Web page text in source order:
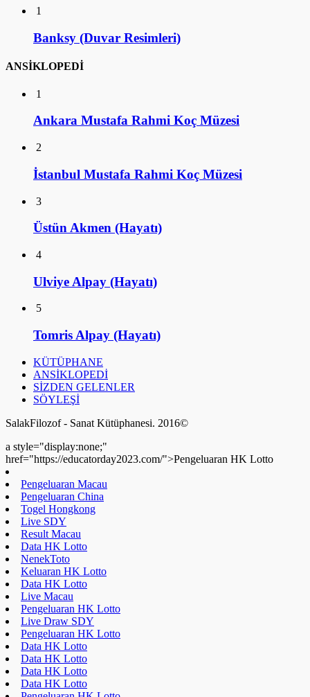
1
Banksy (Duvar Resimleri)
ANSİKLOPEDİ
1
Ankara Mustafa Rahmi Koç Müzesi
2
İstanbul Mustafa Rahmi Koç Müzesi
3
Üstün Akmen (Hayatı)
4
Ulviye Alpay (Hayatı)
5
Tomris Alpay (Hayatı)
KÜTÜPHANE
ANSİKLOPEDİ
SİZDEN GELENLER
SÖYLEŞİ
SalakFilozof - Sanat Kütüphanesi. 2016©
a style="display:none;"
href="https://educatorday2023.com/">Pengeluaran HK Lotto
Pengeluaran Macau
Pengeluaran China
Togel Hongkong
Live SDY
Result Macau
Data HK Lotto
NenekToto
Keluaran HK Lotto
Data HK Lotto
Live Macau
Pengeluaran HK Lotto
Live Draw SDY
Pengeluaran HK Lotto
Data HK Lotto
Data HK Lotto
Data HK Lotto
Data HK Lotto